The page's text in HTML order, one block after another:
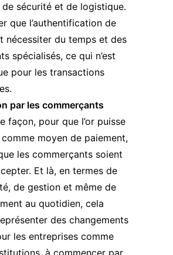
sécurité et de logistique.
que l’authentification de
nécessiter du temps et des
spécialisés, ce qui n’est
pour les transactions
par les commerçants
façon, pour que l’or puisse
moyen de paiement,
les commerçants soient
Et là, en termes de
de gestion et même de
au quotidien, cela
des changements
les entreprises comme
à commencer par